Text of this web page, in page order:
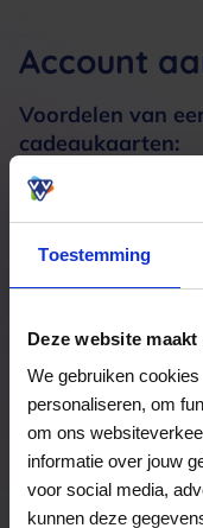
Toestemming
Deze website
We gebruiken
personaliseren, om
om ons
informatie over jouw
voor social media,
kunnen deze
Account
Voordelen van
cadeaukaarten:
Meerdere
Een bestelling
Nog veel
Maak account